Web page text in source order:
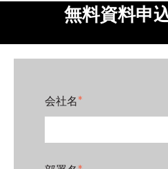
無料資料申
会社名*